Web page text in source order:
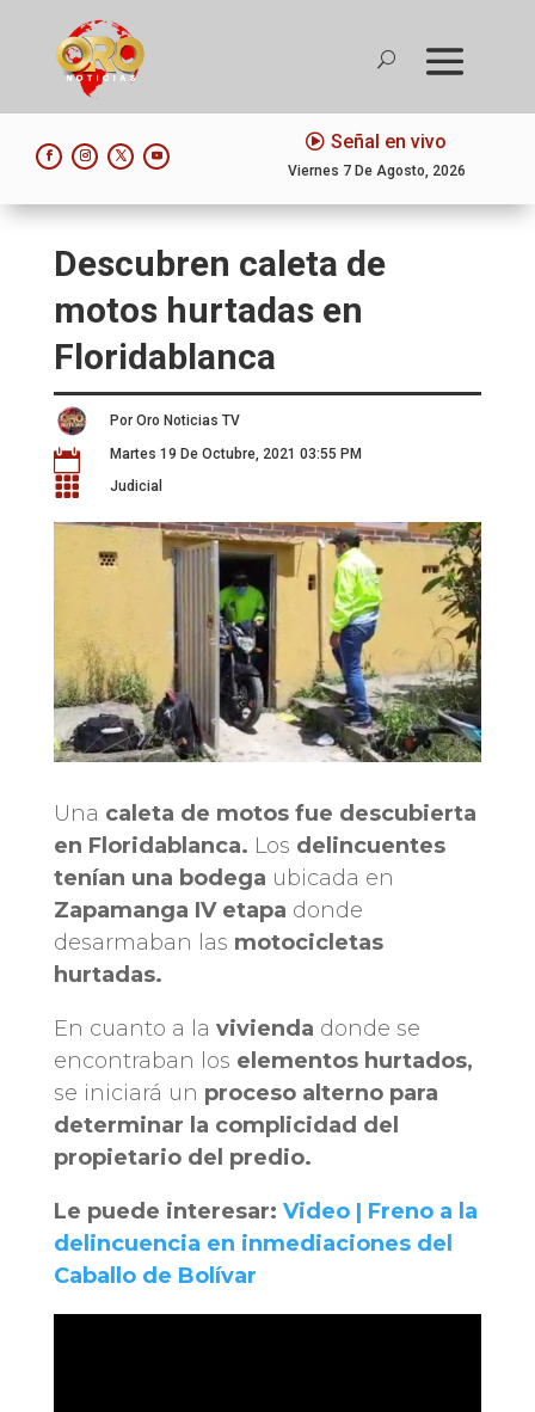
Señal en vivo
Viernes 7 De Agosto, 2026
Descubren caleta de
motos hurtadas en
Floridablanca
Por Oro Noticias TV
 Martes 19 De Octubre, 2021 03:55 PM
 Judicial
Una caleta de motos fue descubierta
en Floridablanca. Los delincuentes
tenían una bodega ubicada en
Zapamanga IV etapa donde
desarmaban las motocicletas
hurtadas.
En cuanto a la vivienda donde se
encontraban los elementos hurtados,
se iniciará un proceso alterno para
determinar la complicidad del
propietario del predio.
Le puede interesar: Video | Freno a la
delincuencia en inmediaciones del
Caballo de Bolívar